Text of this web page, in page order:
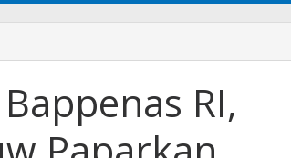
RI,